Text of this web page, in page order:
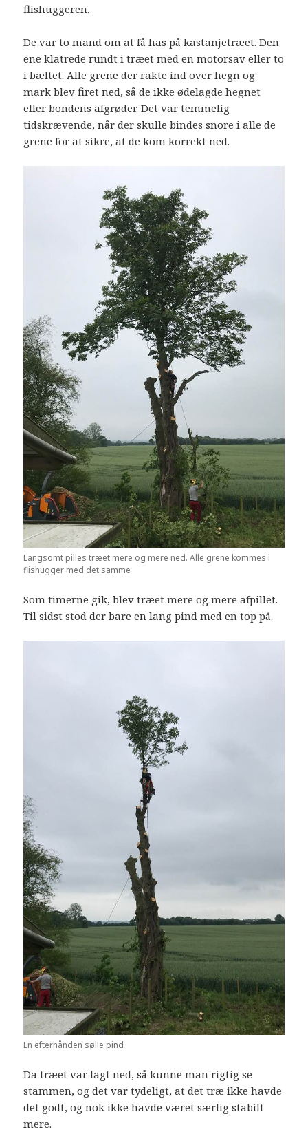
flishuggeren.
De var to mand om at få has på kastanjetræet. Den
ene klatrede rundt i træet med en motorsav eller to
i bæltet. Alle grene der rakte ind over hegn og
mark blev firet ned, så de ikke ødelagde hegnet
eller bondens afgrøder. Det var temmelig
tidskrævende, når der skulle bindes snore i alle de
grene for at sikre, at de kom korrekt ned.
Langsomt pilles træet mere og mere ned. Alle grene kommes i
flishugger med det samme
Som timerne gik, blev træet mere og mere afpillet.
Til sidst stod der bare en lang pind med en top på.
En efterhånden sølle pind
Da træet var lagt ned, så kunne man rigtig se
stammen, og det var tydeligt, at det træ ikke havde
det godt, og nok ikke havde været særlig stabilt
mere.